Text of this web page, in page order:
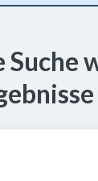
Suche